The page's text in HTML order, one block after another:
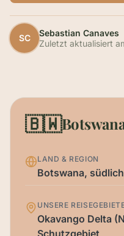
SC
Sebastian Canaves
Zuletzt aktualisiert
🇧🇼
LAND & REGION
Botswana,
UNSERE
Okavango Delta
Schutzgebiet